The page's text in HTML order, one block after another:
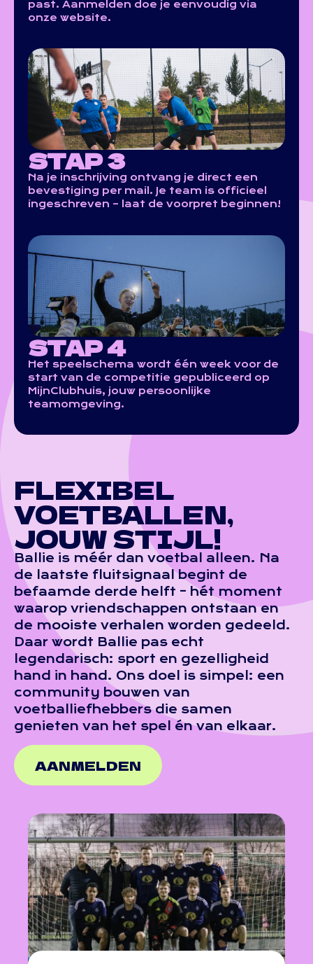
past. Aanmelden doe je eenvoudig via
onze website.
STAP 3
Na je inschrijving ontvang je direct een
bevestiging per mail. Je team is officieel
ingeschreven – laat de voorpret beginnen!
STAP 4
Het speelschema wordt één week voor de
start van de competitie gepubliceerd op
MijnClubhuis, jouw persoonlijke
teamomgeving.
FLEXIBEL
VOETBALLEN,
JOUW STIJL!​
Ballie is méér dan voetbal alleen. Na
de laatste fluitsignaal begint de
befaamde derde helft – hét moment
waarop vriendschappen ontstaan en
de mooiste verhalen worden gedeeld.
Daar wordt Ballie pas echt
legendarisch: sport en gezelligheid
hand in hand. Ons doel is simpel: een
community bouwen van
voetballiefhebbers die samen
genieten van het spel én van elkaar.
AANMELDEN